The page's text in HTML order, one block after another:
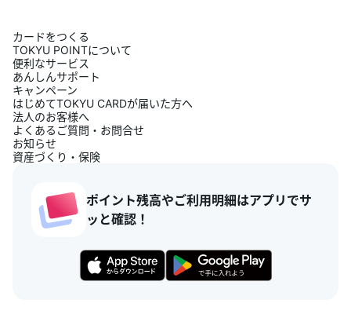
カードをつくる
TOKYU POINTについて
便利なサービス
あんしんサポート
キャンペーン
はじめてTOKYU CARDが届いた方へ
法人のお客様へ
よくあるご質問・お問合せ
お知らせ
資産づくり・保険
ポイント残高やご利用明細はアプリでサ
ッと確認！